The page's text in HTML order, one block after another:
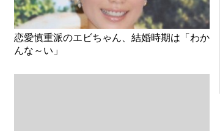
恋愛慎重派のエビちゃん、結婚時期は「わか
んな～い」